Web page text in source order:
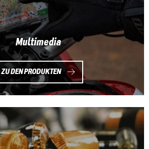
Multimedia
ZU DEN PRODUKTEN